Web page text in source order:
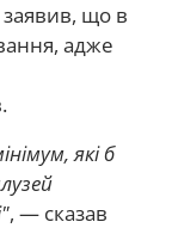
заявив, що в
адже
які б
, — сказав